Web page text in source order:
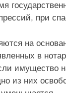
при
на
в
имущество
из них